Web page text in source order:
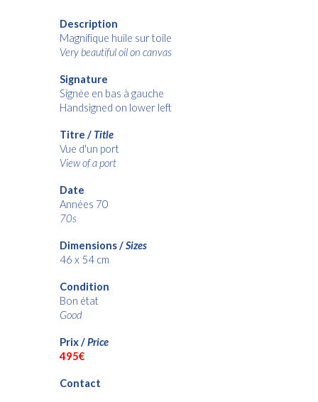
Description
Magnifique huile sur toile
Very beautiful oil on canvas
Signature
Signée en bas à gauche
Handsigned on lower left
Titre / Title
Vue d'un port
View of a port
Date
Années 70
70s
Dimensions /Sizes
46 x 54 cm
Condition
Bon état
Good
Prix /Price
495€
Contact